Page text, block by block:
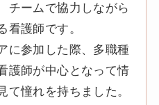
チームで協力しながら
看護師です。
に参加した際、多職種
護師が中心となって情
て憧れを持ちました。